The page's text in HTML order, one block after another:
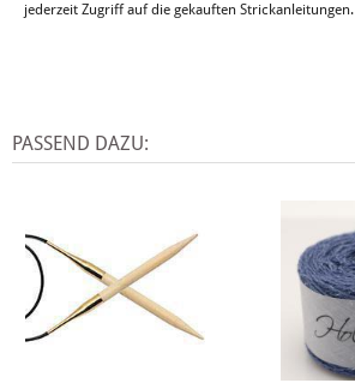
jederzeit Zugriff auf die gekauften Strickanleitungen.
PASSEND DAZU: